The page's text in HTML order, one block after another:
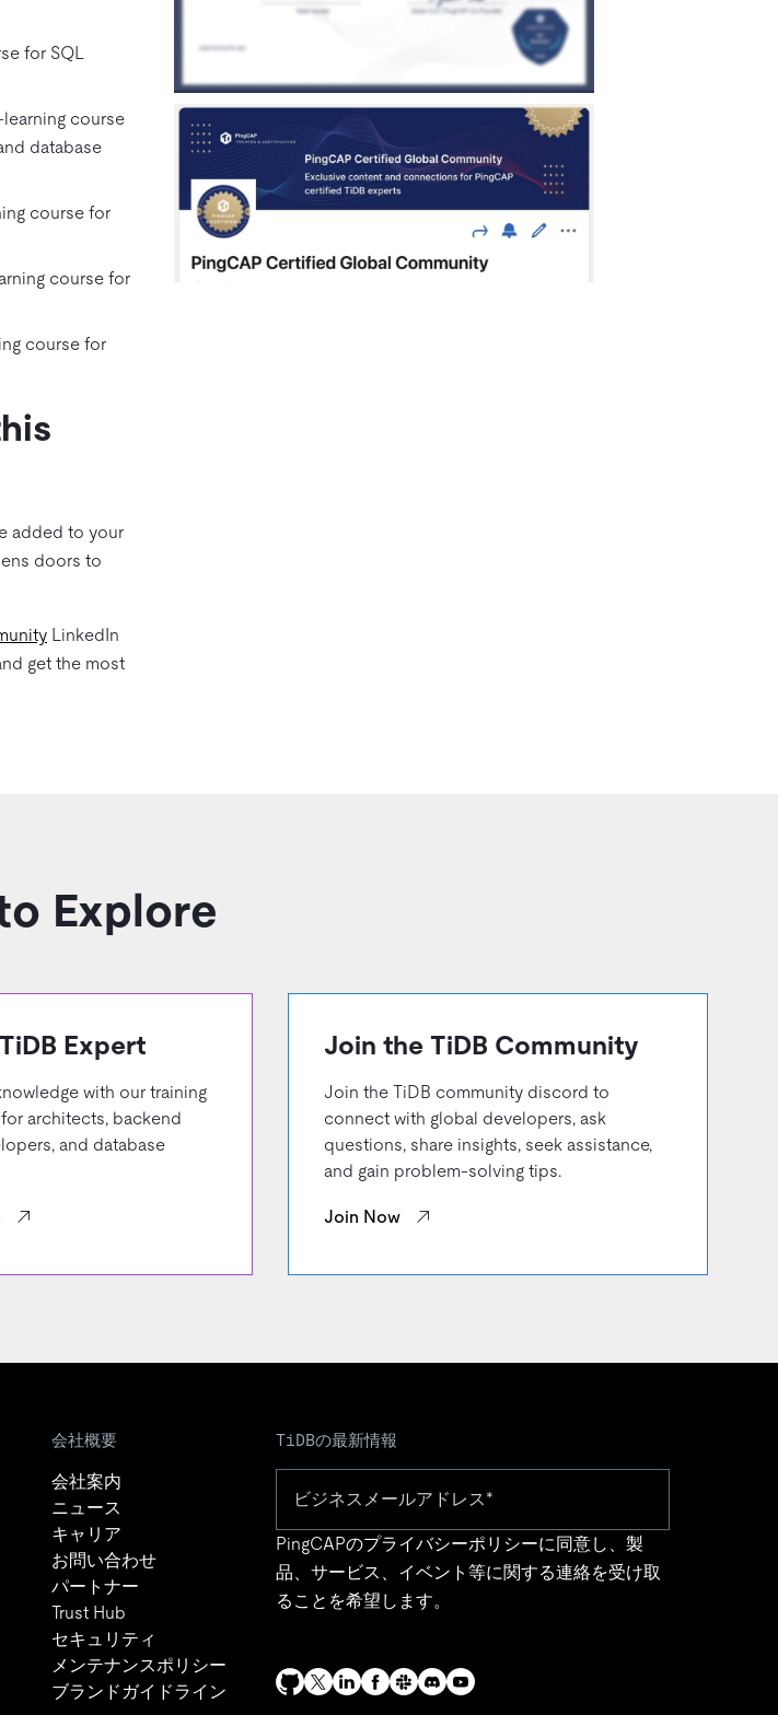
for SQL
course
database
course for
course for
course for
added to your
doors to
LinkedIn
get the most
Explore
Expert
with our training
architects, backend
and database
Join the TiDB Community
Join the TiDB community discord to
connect with global developers, ask
questions, share insights, seek assistance,
and gain problem-solving tips.
Join Now
会社概要
会社案内
ニュース
キャリア
お問い合わせ
パートナー
Trust Hub
セキュリティ
メンテナンスポリシー
ブランドガイドライン
TiDBの最新情報
PingCAPのプライバシーポリシーに同意し、製
品、サービス、イベント等に関する連絡を受け取
ることを希望します。